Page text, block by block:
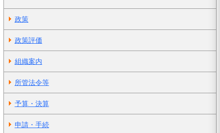
政策
政策評価
組織案内
所管法令等
予算・決算
申請・手続